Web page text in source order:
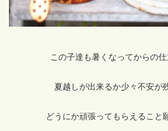
この子達も暑くなってからの仕
夏越しが出来るか少々不安が
どうにか頑張ってもらえること